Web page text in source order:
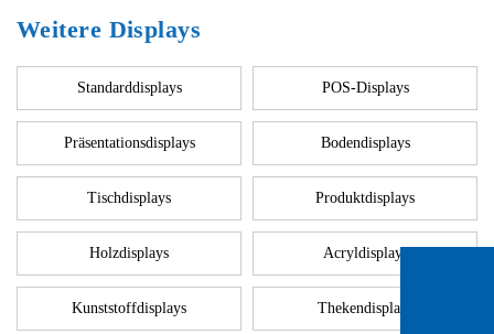
Weitere Displays
Standarddisplays POS-Displays
Präsentationsdisplays Bodendisplays
Tischdisplays Produktdisplays
Holzdisplays Acryldisplays
Kunststoffdisplays Thekendisplays